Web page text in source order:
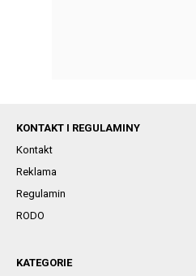
KONTAKT I REGULAMINY
Kontakt
Reklama
Regulamin
RODO
KATEGORIE